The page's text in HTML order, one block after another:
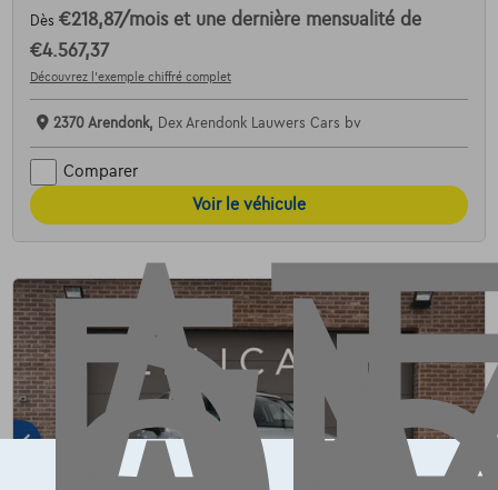
Dès €218,87/mois et une dernière mensualité de
€4.567,37
Découvrez l’exemple chiffré complet
2370 Arendonk, Dex Arendonk Lauwers Cars bv
Comparer
Voir le véhicule